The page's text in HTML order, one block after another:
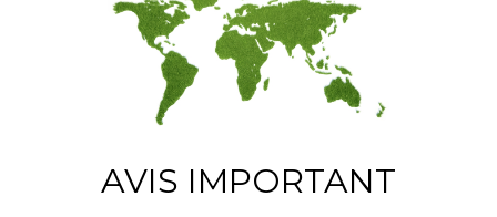
AVIS IMPORTANT